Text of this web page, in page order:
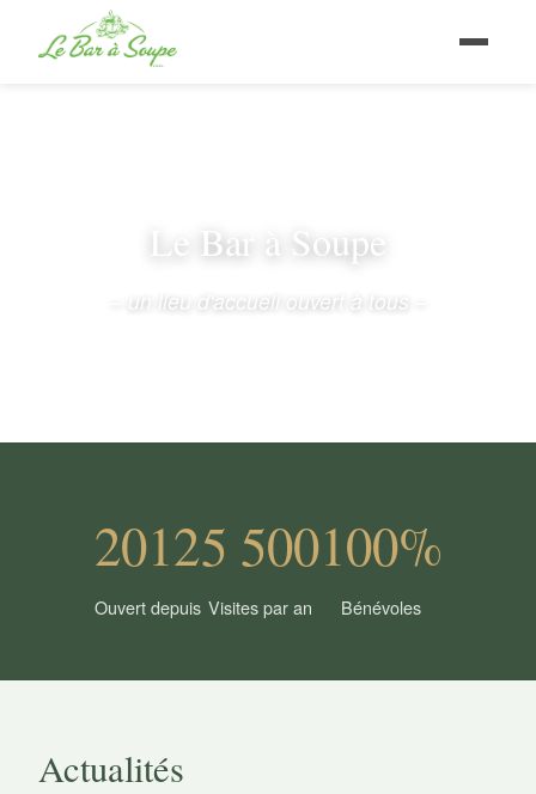
Le Bar à Soupe
– un lieu d'accueil ouvert à tous –
2012
Ouvert depuis
5 500
Visites par an
100%
Bénévoles
Actualités